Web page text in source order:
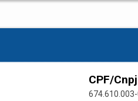
CPF/Cnpj